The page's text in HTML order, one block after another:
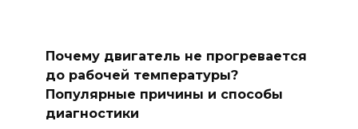
Почему двигатель не прогревается
до рабочей температуры?
Популярные причины и способы
диагностики